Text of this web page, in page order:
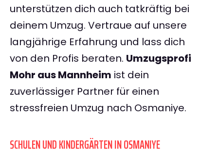
unterstützen dich auch tatkräftig bei
deinem Umzug. Vertraue auf unsere
langjährige Erfahrung und lass dich
von den Profis beraten. Umzugsprofi
Mohr aus Mannheim ist dein
zuverlässiger Partner für einen
stressfreien Umzug nach Osmaniye.
SCHULEN UND KINDERGÄRTEN IN OSMANIYE